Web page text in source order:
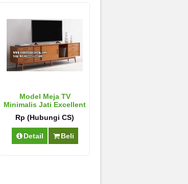
Model Meja TV
Minimalis Jati Excellent
Rp (Hubungi CS)
Detail Beli